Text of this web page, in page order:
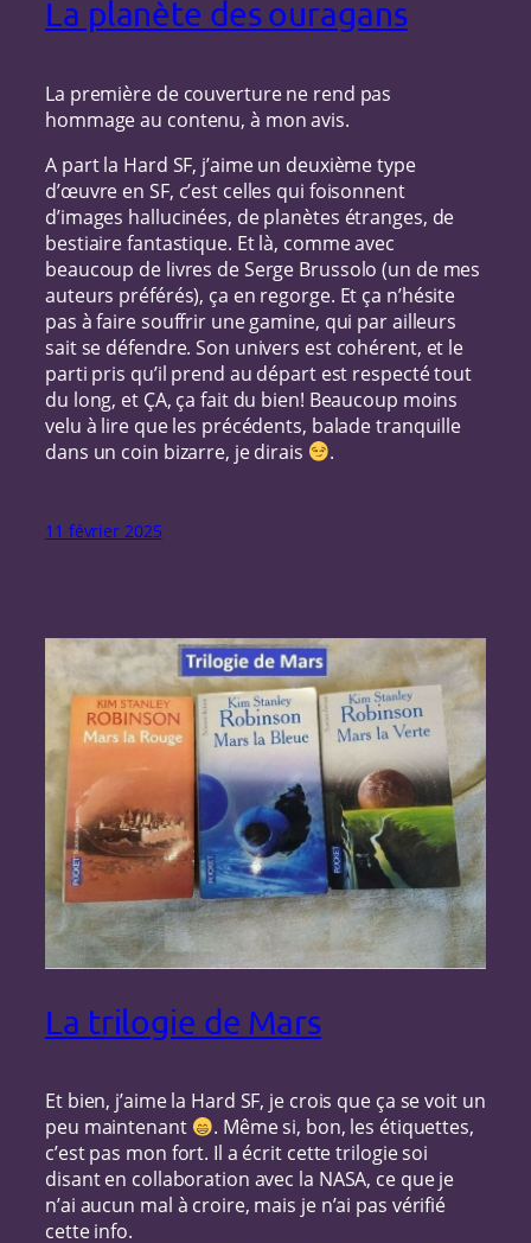
La planète des ouragans
La première de couverture ne rend pas
hommage au contenu, à mon avis.
A part la Hard SF, j’aime un deuxième type
d’œuvre en SF, c’est celles qui foisonnent
d’images hallucinées, de planètes étranges, de
bestiaire fantastique. Et là, comme avec
beaucoup de livres de Serge Brussolo (un de mes
auteurs préférés), ça en regorge. Et ça n’hésite
pas à faire souffrir une gamine, qui par ailleurs
sait se défendre. Son univers est cohérent, et le
parti pris qu’il prend au départ est respecté tout
du long, et ÇA, ça fait du bien! Beaucoup moins
velu à lire que les précédents, balade tranquille
dans un coin bizarre, je dirais
.
11 février 2025
La trilogie de Mars
Et bien, j’aime la Hard SF, je crois que ça se voit un
peu maintenant
. Même si, bon, les étiquettes,
c’est pas mon fort. Il a écrit cette trilogie soi
disant en collaboration avec la NASA, ce que je
n’ai aucun mal à croire, mais je n’ai pas vérifié
cette info.